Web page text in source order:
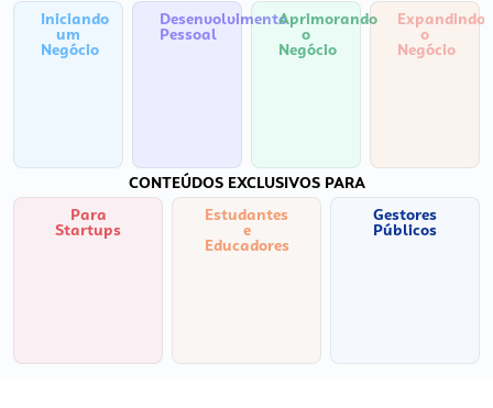
Iniciando
um
Negócio
Desenvolvimento
Pessoal
Aprimorando
o
Negócio
Expandindo
o
Negócio
CONTEÚDOS EXCLUSIVOS PARA
Para
Startups
Estudantes
e
Educadores
Gestores
Públicos